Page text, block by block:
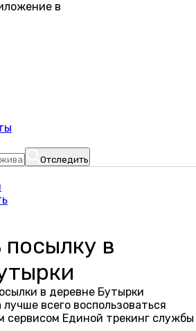
в
Отследить
в
в деревне Бутырки
всего воспользоваться
сервисом Единой трекинг службы